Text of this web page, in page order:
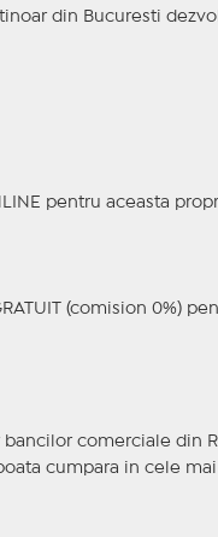
din Bucuresti
pentru aceasta
(comision 0%)
comerciale din
cumpara in cele mai